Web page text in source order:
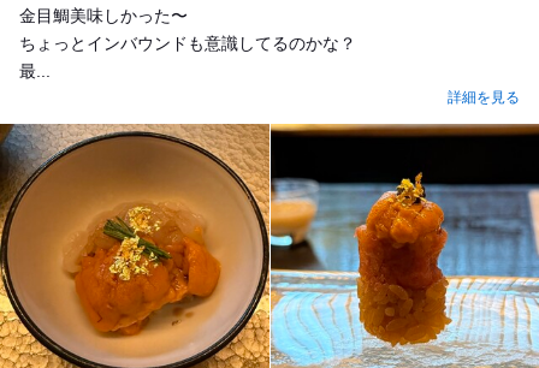
金目鯛美味しかった〜
ちょっとインバウンドも意識してるのかな？
最...
詳細を見る